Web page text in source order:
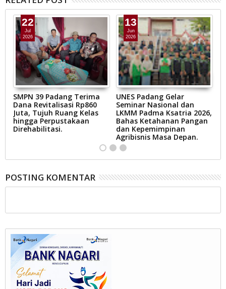
22
Jul
2026
SMPN 39 Padang Terima
Dana Revitalisasi Rp860
Juta, Tujuh Ruang Kelas
hingga Perpustakaan
Direhabilitasi.
13
Jun
2026
UNES Padang Gelar
Seminar Nasional dan
LKMM Padma Ksatria 2026,
Bahas Ketahanan Pangan
dan Kepemimpinan
Agribisnis Masa Depan.
POSTING KOMENTAR